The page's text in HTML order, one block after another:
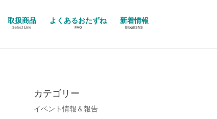
取扱商品
Select Line
よくあるおたずね
FAQ
新着情報
Blog&SNS
カテゴリー
イベント情報＆報告